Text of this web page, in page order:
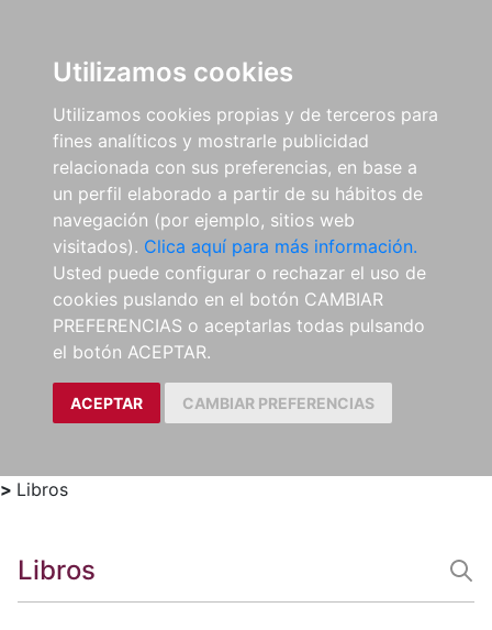
Utilizamos cookies
Utilizamos cookies propias y de terceros para
fines analíticos y mostrarle publicidad
relacionada con sus preferencias, en base a
un perfil elaborado a partir de su hábitos de
navegación (por ejemplo, sitios web
visitados). Clica aquí para más información.
Usted puede configurar o rechazar el uso de
cookies puslando en el botón CAMBIAR
PREFERENCIAS o aceptarlas todas pulsando
el botón ACEPTAR.
ACEPTAR CAMBIAR PREFERENCIAS
> Libros
Libros